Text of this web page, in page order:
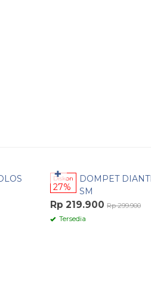
Diskon
27%
DOMPET
SM
Rp 219.900 Rp 299.900
Tersedia
✚